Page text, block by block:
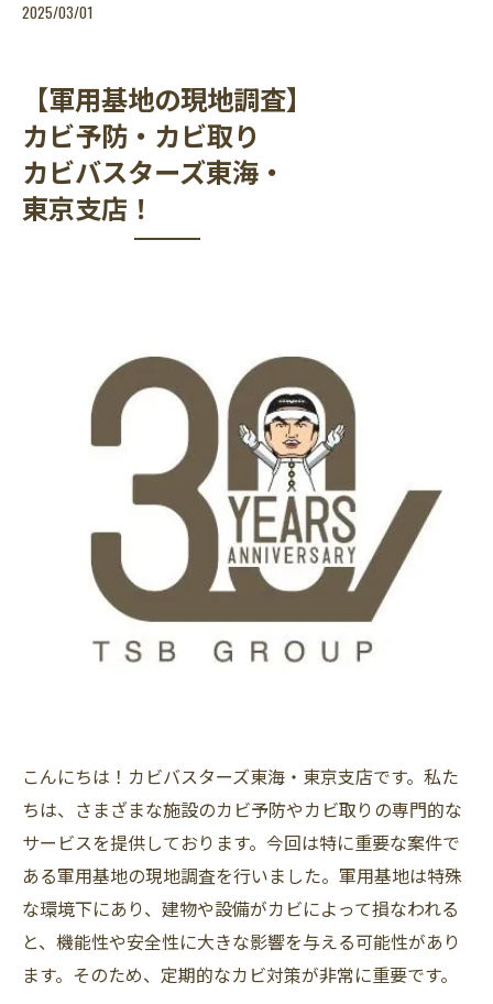
2025/03/01
【軍用基地の現地調査】
カビ予防・カビ取り
カビバスターズ東海・
東京支店！
こんにちは！カビバスターズ東海・東京支店です。私た
ちは、さまざまな施設のカビ予防やカビ取りの専門的な
サービスを提供しております。今回は特に重要な案件で
ある軍用基地の現地調査を行いました。軍用基地は特殊
な環境下にあり、建物や設備がカビによって損なわれる
と、機能性や安全性に大きな影響を与える可能性があり
ます。そのため、定期的なカビ対策が非常に重要です。